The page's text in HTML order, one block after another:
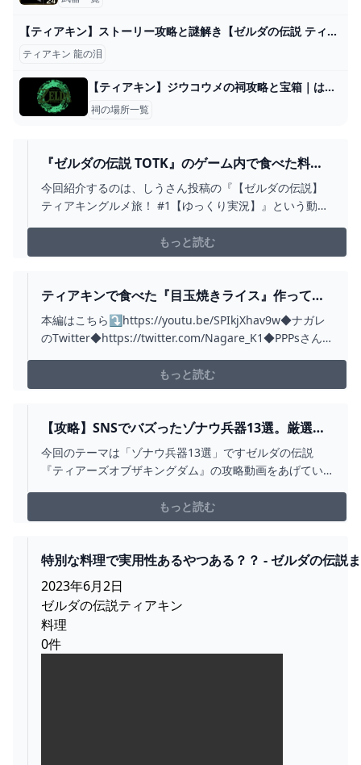
【ティアキン】ストーリー攻略と謎解き【ゼルダの伝説 ティアーズオブザキングダム】 昇遊GAME
ティアキン 龍の泪
【ティアキン】ジウコウメの祠攻略と宝箱｜はまるかたち【ゼルダの伝説ティアーズオブザキングダム】
祠の場所一覧
『ゼルダの伝説 TOTK』のゲーム内で食べた料理
を再現したものだけでリアルの生活を送る縛りプ
レイ ニコニコニュース オリジナル
今回紹介するのは、しうさん投稿の『【ゼルダの伝説】
ティアキングルメ旅！ #1【ゆっくり実況】』という動画
もっと読む
ティアキンで食べた『目玉焼きライス』作って食
べてみたＷＷＷ【ゼルダの伝説】【料理】
#SHORTS - YOUTUBE
本編はこちら⤵https://youtu.be/SPIkjXhav9w◆ナガレ
のTwitter◆https://twitter.com/Nagare_K1◆PPPsさん
s=20◆歌ってみた◆https://youtu.be/X...
もっと読む
【攻略】SNSでバズったゾナウ兵器13選。厳選し
た傑作兵器を解説【ゼルダの伝説ティアーズオブ
ザキングダム/ティアキン】【ゆっくり解説】 -
今回のテーマは「ゾナウ兵器13選」ですゼルダの伝説
『ティアーズオブザキングダム』の攻略動画をあげてい
う様 You and
もっと読む
特別な料理で実用性あるやつある？？ - ゼルダの伝説
め速報｜ティアキン｜ブレワイ
2023年6月2日
ゼルダの伝説ティアキン
料理
0件